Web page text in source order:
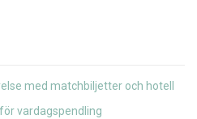
med matchbiljetter och hotell
vardagspendling